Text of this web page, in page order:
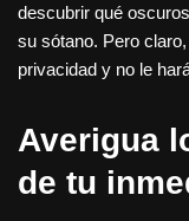
descubrir qué
su sótano. Pero
privacidad y no le
Averigua
de tu